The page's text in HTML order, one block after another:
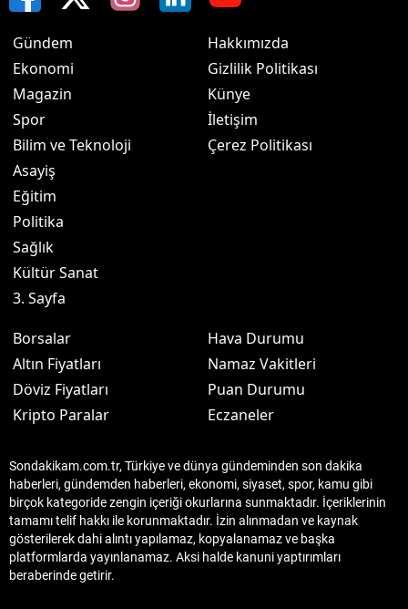
Gündem
Ekonomi
Magazin
Spor
Bilim ve Teknoloji
Asayiş
Eğitim
Politika
Sağlık
Kültür Sanat
3. Sayfa
Hakkımızda
Gizlilik Politikası
Künye
İletişim
Çerez Politikası
Borsalar
Altın Fiyatları
Döviz Fiyatları
Kripto Paralar
Hava Durumu
Namaz Vakitleri
Puan Durumu
Eczaneler
Sondakikam.com.tr, Türkiye ve dünya gündeminden son dakika
haberleri, gündemden haberleri, ekonomi, siyaset, spor, kamu gibi
birçok kategoride zengin içeriği okurlarına sunmaktadır. İçeriklerinin
tamamı telif hakkı ile korunmaktadır. İzin alınmadan ve kaynak
gösterilerek dahi alıntı yapılamaz, kopyalanamaz ve başka
platformlarda yayınlanamaz. Aksi halde kanuni yaptırımları
beraberinde getirir.